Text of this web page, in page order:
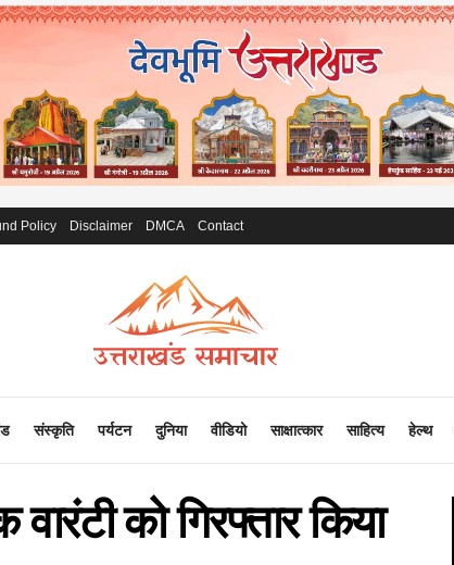
Policy Disclaimer DMCA Contact
संस्कृति पर्यटन दुनिया वीडियो साक्षात्कार साहित्य हेल्थ
को गिरफ्तार किया